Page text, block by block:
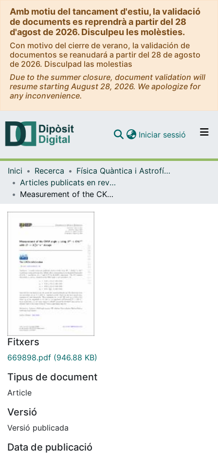
Amb motiu del tancament d'estiu, la validació
de documents es reprendrà a partir del 28
d'agost de 2026. Disculpeu les molèsties.
Con motivo del cierre de verano, la validación de
documentos se reanudará a partir del 28 de agosto
de 2026. Disculpad las molestias
Due to the summer closure, document validation will
resume starting August 28, 2026. We apologize for
any inconvenience.
Navega per tot el DD
Com publicar
Iniciar sessió (current)
Inici Recerca
Física Quàntica i Astrofísica
Articles publicats en revistes (Física Quàntica i Astrofísica)
Measurement of the CKM angle γ using B 0 → DK *0 with D → K S0 π + π − decays
Fitxers
669898.pdf (946.88 KB)
Tipus de document
Article
Versió
Versió publicada
Data de publicació